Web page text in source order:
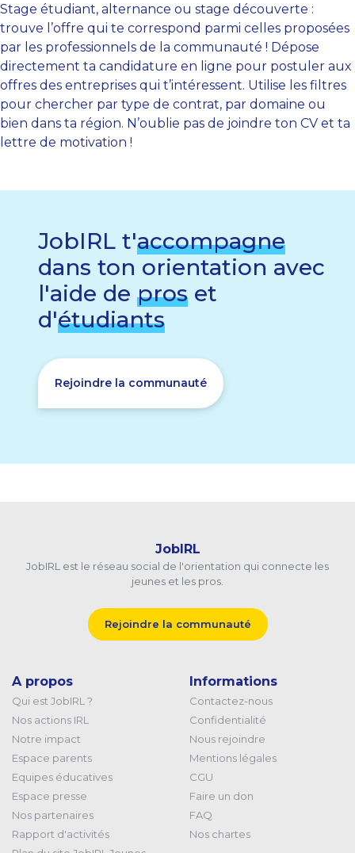
Stage étudiant, alternance ou stage découverte :
trouve l’offre qui te correspond parmi celles proposées
par les professionnels de la communauté ! Dépose
directement ta candidature en ligne pour postuler aux
offres des entreprises qui t’intéressent. Utilise les filtres
pour chercher par type de contrat, par domaine ou
bien dans ta région. N’oublie pas de joindre ton CV et ta
lettre de motivation !
JobIRL t'accompagne
dans ton orientation avec
l'aide de pros et
d'étudiants
Rejoindre la communauté
JobIRL
JobIRL est le réseau social de l'orientation qui connecte les
jeunes et les pros.
Rejoindre la communauté
A propos
Qui est JobIRL ?
Nos actions IRL
Notre impact
Espace parents
Equipes éducatives
Espace presse
Nos partenaires
Rapport d'activités
Informations
Contactez-nous
Confidentialité
Nous rejoindre
Mentions légales
CGU
Faire un don
FAQ
Nos chartes